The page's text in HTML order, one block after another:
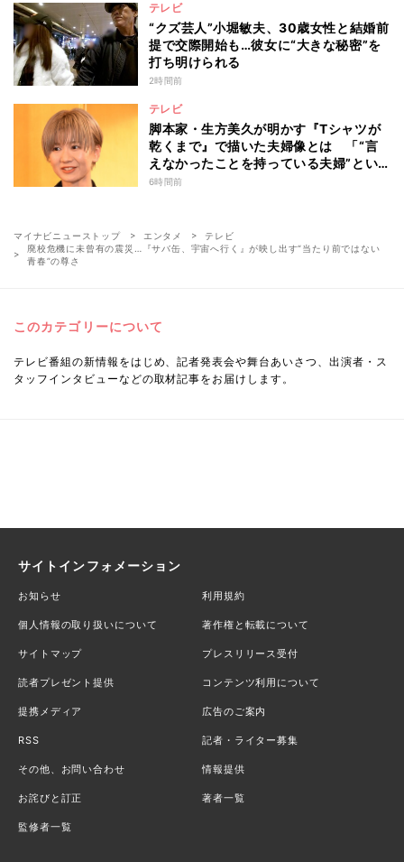
テレビ
“クズ芸人”小堀敏夫、30歳女性と結婚前
提で交際開始も…彼女に“大きな秘密”を
打ち明けられる
2時間前
テレビ
脚本家・生方美久が明かす『Tシャツが
乾くまで』で描いた夫婦像とは 「“言
えなかったことを持っている夫婦”とい
うのは面白いかも」
6時間前
マイナビニューストップ エンタメ
テレビ
廃校危機に未曾有の震災…『サバ缶、宇宙へ行く』が映し出す“当たり前ではない
青春”の尊さ
このカテゴリーについて
テレビ番組の新情報をはじめ、記者発表会や舞台あいさつ、出演者・ス
タッフインタビューなどの取材記事をお届けします。
サイトインフォメーション
お知らせ 利用規約
個人情報の取り扱いについて 著作権と転載について
サイトマップ プレスリリース受付
読者プレゼント提供 コンテンツ利用について
提携メディア 広告のご案内
RSS 記者・ライター募集
その他、お問い合わせ 情報提供
お詫びと訂正 著者一覧
監修者一覧